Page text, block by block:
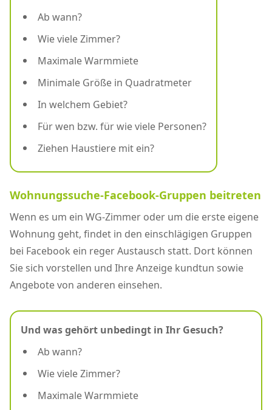
Ab wann?
Wie viele Zimmer?
Maximale Warmmiete
Minimale Größe in Quadratmeter
In welchem Gebiet?
Für wen bzw. für wie viele Personen?
Ziehen Haustiere mit ein?
Wohnungssuche-Facebook-Gruppen beitreten
Wenn es um ein WG-Zimmer oder um die erste eigene
Wohnung geht, findet in den einschlägigen Gruppen
bei Facebook ein reger Austausch statt. Dort können
Sie sich vorstellen und Ihre Anzeige kundtun sowie
Angebote von anderen einsehen.
Und was gehört unbedingt in Ihr Gesuch?
Ab wann?
Wie viele Zimmer?
Maximale Warmmiete